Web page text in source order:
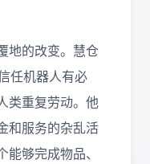
地的改变。慧仓
任机器人有必
类重复劳动。他
和服务的杂乱活
够完成物品、